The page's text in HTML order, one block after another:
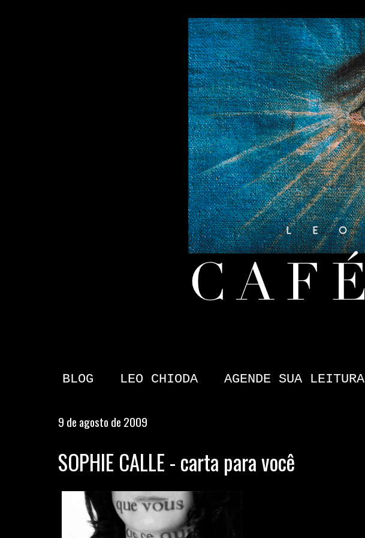
BLOG LEO CHIODA AGENDE SUA LEITURA
9 de agosto de 2009
SOPHIE CALLE - carta para você